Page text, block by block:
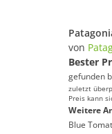
von
Bester
gefunden
zuletzt
Preis kann
Weitere
Blue